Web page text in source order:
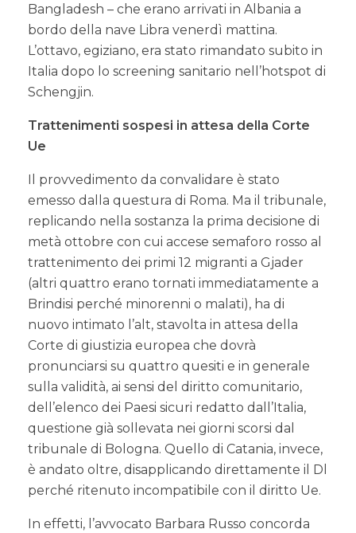
Bangladesh – che erano arrivati in Albania a
bordo della nave Libra venerdì mattina.
L’ottavo, egiziano, era stato rimandato subito in
Italia dopo lo screening sanitario nell’hotspot di
Schengjin.
Trattenimenti sospesi in attesa della Corte
Ue
Il provvedimento da convalidare è stato
emesso dalla questura di Roma. Ma il tribunale,
replicando nella sostanza la prima decisione di
metà ottobre con cui accese semaforo rosso al
trattenimento dei primi 12 migranti a Gjader
(altri quattro erano tornati immediatamente a
Brindisi perché minorenni o malati), ha di
nuovo intimato l’alt, stavolta in attesa della
Corte di giustizia europea che dovrà
pronunciarsi su quattro quesiti e in generale
sulla validità, ai sensi del diritto comunitario,
dell’elenco dei Paesi sicuri redatto dall’Italia,
questione già sollevata nei giorni scorsi dal
tribunale di Bologna. Quello di Catania, invece,
è andato oltre, disapplicando direttamente il Dl
perché ritenuto incompatibile con il diritto Ue.
In effetti, l’avvocato Barbara Russo concorda